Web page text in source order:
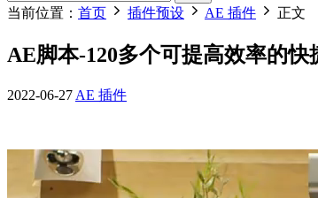
当前位置： 首页 插件预设 AE 插件 正文
AE脚本-120多个可提高效率的
2022-06-27 AE 插件